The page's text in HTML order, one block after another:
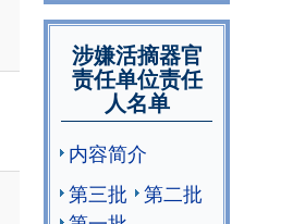
涉嫌活摘器官
责任单位责任
人名单
内容简介
第三批
第二批